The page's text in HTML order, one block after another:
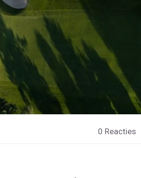
0 Reacties